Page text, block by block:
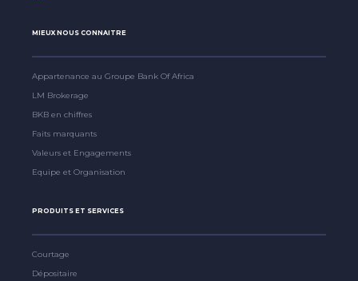
MIEUX NOUS CONNAITRE
Appartenance au Groupe Bank Of Africa
LM Brokerage
BKB en chiffres
Faits marquants
Valeurs et Engagements
Equipe et Organisation
PRODUITS ET SERVICES
Courtage
Dépositaire